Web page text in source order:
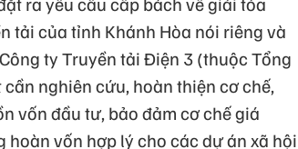
tải của tỉnh Khánh Hòa nói riêng và
ty Truyền tải Điện 3 (thuộc Tổng
nghiên cứu, hoàn thiện cơ chế,
vốn đầu tư, bảo đảm cơ chế giá
vốn hợp lý cho các dự án xã hội